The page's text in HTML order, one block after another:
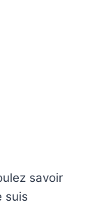
savoir
suis